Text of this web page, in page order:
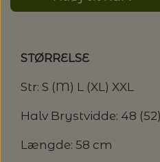
POMP STITCH -
MY FAVOURITE
OTHER
MÅLEBÅND /
STØRRELSE
Str: S (M) L (XL) XXL
Halv Brystvidde: 48
Længde: 58 cm